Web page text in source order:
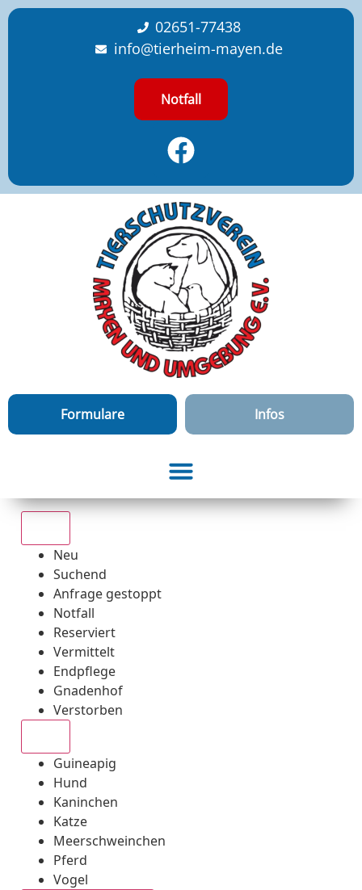
content
02651-77438
info@tierheim-mayen.de
Notfall
Formulare Infos
Neu
Suchend
Anfrage gestoppt
Notfall
Reserviert
Vermittelt
Endpflege
Gnadenhof
Verstorben
Guineapig
Hund
Kaninchen
Katze
Meerschweinchen
Pferd
Vogel